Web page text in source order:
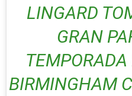
LINGARD
GRAN
BIRMINGHAM